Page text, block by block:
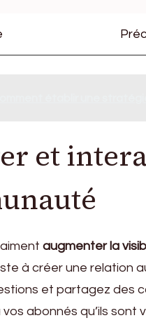
et
augmenter la
à créer une relation
et partagez des
abonnés qu’ils sont